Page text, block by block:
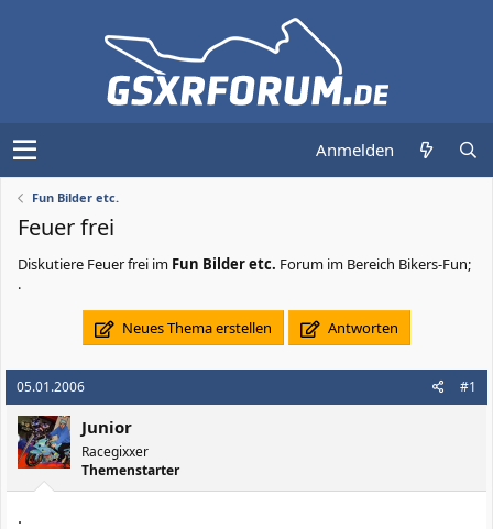
Anmelden
Fun Bilder etc.
Feuer frei
Diskutiere Feuer frei im Fun Bilder etc. Forum im Bereich Bikers-Fun;
.
Neues Thema erstellen Antworten
05.01.2006 #1
Junior
Racegixxer
Themenstarter
.